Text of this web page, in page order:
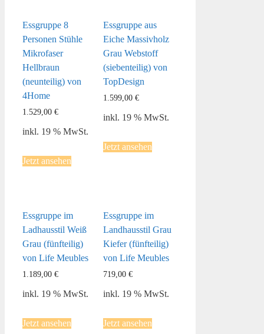
Essgruppe 8
Personen Stühle
Mikrofaser
Hellbraun
(neunteilig) von
4Home
1.529,00 €
inkl. 19 % MwSt.
Jetzt ansehen
Essgruppe aus
Eiche Massivholz
Grau Webstoff
(siebenteilig) von
TopDesign
1.599,00€
inkl. 19 % MwSt.
Jetzt ansehen
Essgruppe im
Ladhausstil Weiß
Grau (fünfteilig)
von Life Meubles
1.189,00 €
inkl. 19 % MwSt.
Jetzt ansehen
Essgruppe im
Landhausstil Grau
Kiefer (fünfteilig)
von Life Meubles
719,00€
inkl. 19 % MwSt.
Jetzt ansehen